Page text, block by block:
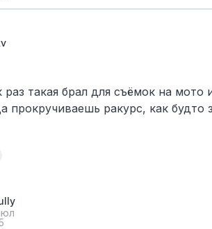
раз такая брал для съёмок на
прокручиваешь ракурс, как будто